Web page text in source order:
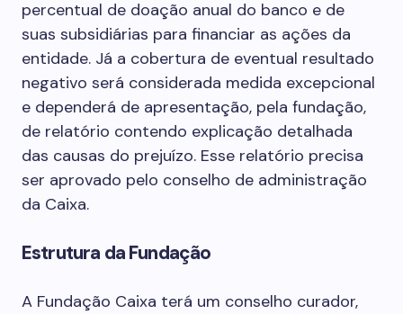
percentual de doação anual do banco e de
suas subsidiárias para financiar as ações da
entidade. Já a cobertura de eventual resultado
negativo será considerada medida excepcional
e dependerá de apresentação, pela fundação,
de relatório contendo explicação detalhada
das causas do prejuízo. Esse relatório precisa
ser aprovado pelo conselho de administração
da Caixa.
Estrutura da Fundação
A Fundação Caixa terá um conselho curador,